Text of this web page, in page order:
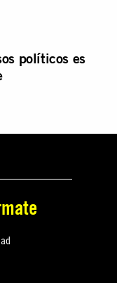
políticos es